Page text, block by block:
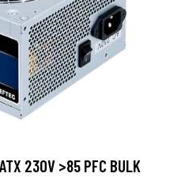
230V >85 PFC BULK